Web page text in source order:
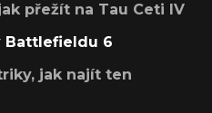
přežít na Tau Ceti IV
Battlefieldu 6
jak najít ten